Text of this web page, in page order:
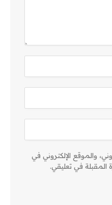
والموقع الإلكتروني في
المقبلة في تعليقي.